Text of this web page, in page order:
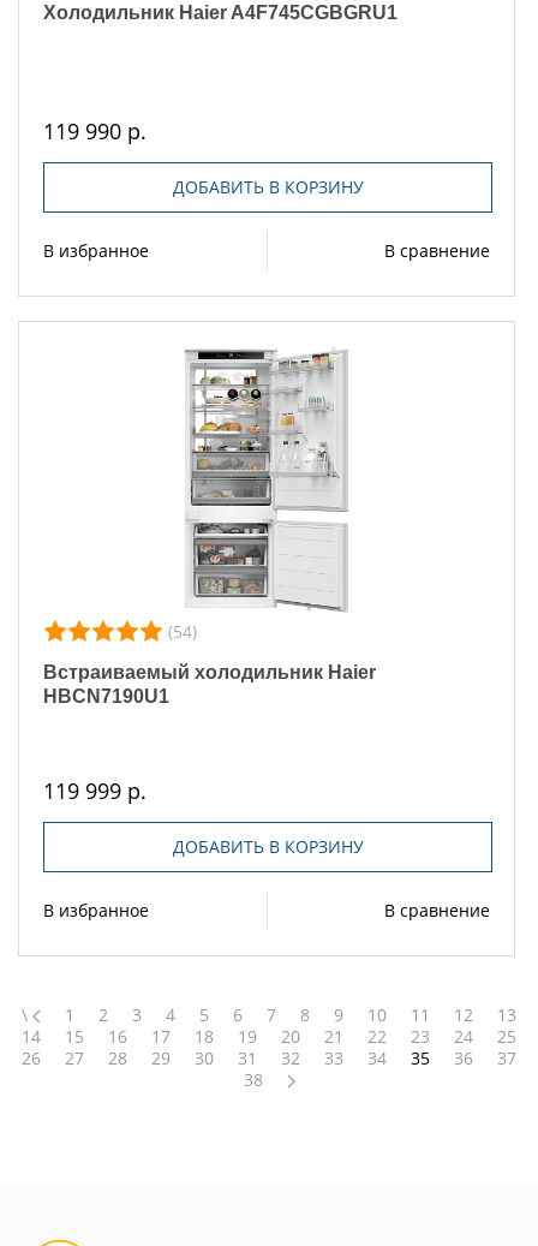
Холодильник Haier A4F745CGBGRU1
119 990 р.
ДОБАВИТЬ В КОРЗИНУ
В избранное В сравнение
(54)
Встраиваемый холодильник Haier
HBCN7190U1
119 999 р.
ДОБАВИТЬ В КОРЗИНУ
В избранное В сравнение
\ 1 2 3 4 5 6 7 8 9 10 11 12
13
14
15 16 17 18 19 20 21 22 23 24
25
26
27 28 29 30 31 32 33 34 35 36
37
38